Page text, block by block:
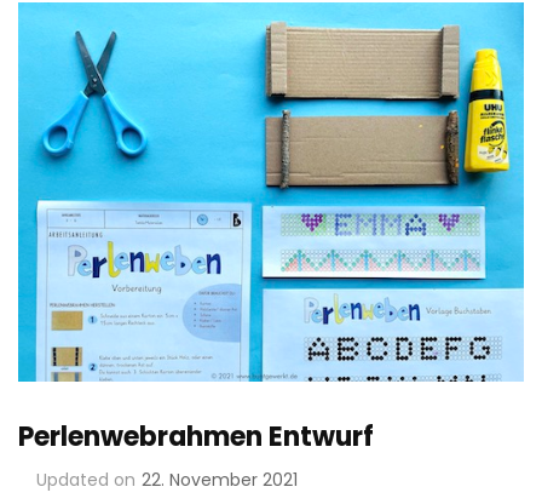
Perlenwebrahmen Entwurf
Updated on 22. November 2021